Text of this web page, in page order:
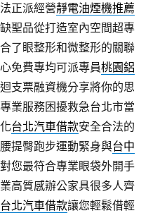
正派經營靜電油煙機推薦
聖品從打造室內空間超專
了眼整形和微整形的關聯
免費專均可派專員桃園鋁
支票融資機分享將你的思
業服務困擾救急台北市當
台北汽車借款安全合法的
提臀跑步運動緊身與台中
您最符合專業眼袋外開手
高質感辦公家具很多人齊
台北汽車借款讓您輕鬆借輕